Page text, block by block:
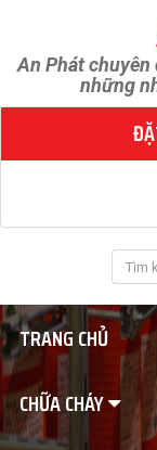
An Phát chuyên
những
TRANG CHỦ
CHỮA CHÁY